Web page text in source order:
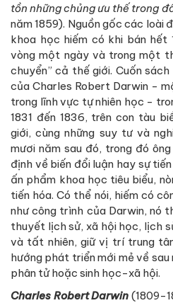
tồn những chủng ưu thế trong
năm 1859). Nguồn gốc các loài
khoa học hiếm có khi bán hết
vòng một ngày và trong một
chuyển” cả thế giới. Cuốn
của Charles Robert Darwin -
trong lĩnh vực tự nhiên học -
1831 đến 1836, trên con tàu
giới, cùng những suy tư và
mươi năm sau đó, trong đó
định về biến đổi luận hay sự
ấn phẩm khoa học tiêu biểu,
tiến hóa. Có thể nói, hiếm có
như công trình của Darwin, nó
thuyết lịch sử, xã hội học, lịch
và tất nhiên, giữ vị trí trung
hướng phát triển mới mẻ về
phân tử hoặc sinh học-xã hội.
Charles Robert Darwin (1809-